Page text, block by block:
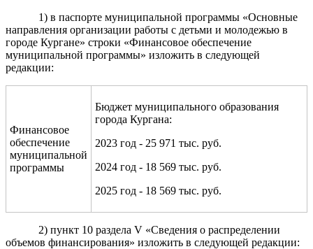
1) в паспорте муниципальной программы «Основные
направления организации работы с детьми и молодежью в
городе Кургане» строки «Финансовое обеспечение
муниципальной программы» изложить в следующей
редакции:
Финансовое
обеспечение
муниципальной
программы
Бюджет муниципального образования
города Кургана:
2023 год - 25 971 тыс. руб.
2024 год - 18 569 тыс. руб.
2025 год - 18 569 тыс. руб.
2) пункт 10 раздела V «Сведения о распределении
объемов финансирования» изложить в следующей редакции: